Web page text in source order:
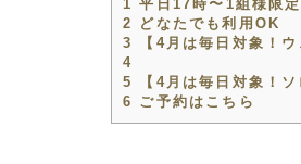
1 平日17時〜1組様限定
2
どなたでも利用OK
3
【4月は毎日対象！ウ
4
5
【4月は毎日対象！
6 ご予約はこちら